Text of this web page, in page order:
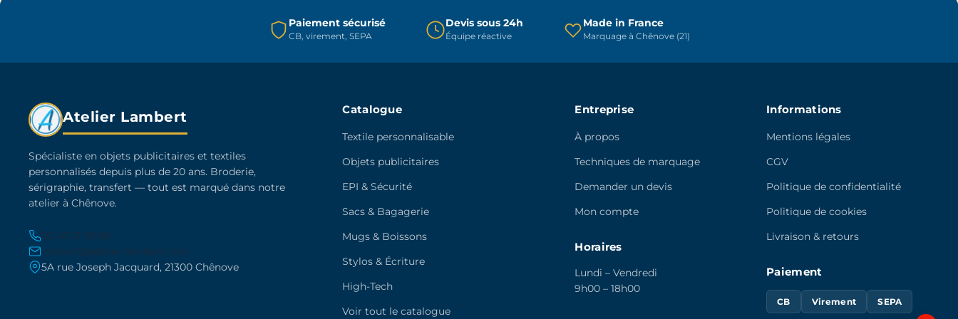
sur
la
Paiement sécurisé
CB, virement, SEPA
Devis sous 24h
Équipe réactive
Made in France
Marquage à Chênove (21)
Atelier Lambert
Spécialiste en objets publicitaires et textiles
personnalisés depuis plus de 20 ans. Broderie,
sérigraphie, transfert — tout est marqué dans notre
atelier à Chênove.
03 45 21 30 86
contact@atelier-lambert.com
5A rue Joseph Jacquard, 21300 Chênove
Catalogue
Textile personnalisable
Objets publicitaires
EPI & Sécurité
Sacs & Bagagerie
Mugs & Boissons
Stylos & Écriture
High-Tech
Voir tout le catalogue
Entreprise
À propos
Techniques de marquage
Demander un devis
Mon compte
Horaires
Lundi – Vendredi
9h00 – 18h00
Informations
Mentions légales
CGV
Politique de confidentialité
Politique de cookies
Livraison & retours
Paiement
CB Virement SEPA